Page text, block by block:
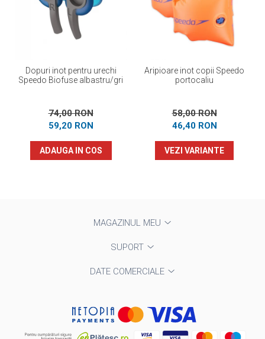
Dopuri inot pentru urechi
Speedo Biofuse albastru/gri
74,00 RON
59,20 RON
ADAUGA IN COS
Aripioare inot copii Speedo
portocaliu
58,00 RON
46,40 RON
VEZI VARIANTE
MAGAZINUL MEU
SUPORT
DATE COMERCIALE